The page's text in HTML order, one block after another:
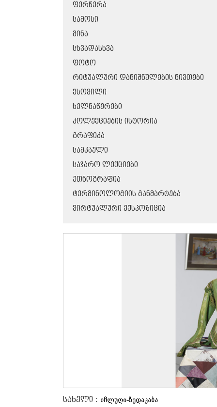
ᲤᲔᲠᲬᲔᲠᲐ
ᲡᲐᲛᲝᲡᲘ
ᲛᲘᲜᲐ
ᲡᲮᲕᲐᲓᲐᲡᲮᲕᲐ
ᲤᲝᲢᲝ
ᲠᲘᲢᲣᲐᲚᲣᲠᲘ ᲓᲐᲜᲘᲨᲜᲣᲚᲔᲑᲘᲡ ᲜᲘᲕᲗᲔᲑᲘ
ᲥᲡᲝᲕᲘᲚᲘ
ᲮᲔᲚᲜᲐᲬᲔᲠᲔᲑᲘ
ᲙᲝᲚᲔᲥᲪᲘᲔᲑᲘᲡ ᲘᲡᲢᲝᲠᲘᲐ
ᲒᲠᲐᲤᲘᲙᲐ
ᲡᲐᲛᲙᲐᲣᲚᲘ
ᲡᲐᲯᲐᲠᲝ ᲚᲔᲥᲪᲘᲔᲑᲘ
ᲔᲗᲜᲝᲒᲠᲐᲤᲘᲐ
ᲢᲔᲠᲛᲘᲜᲝᲚᲝᲒᲘᲘᲡ ᲒᲐᲜᲛᲐᲠᲢᲔᲑᲐ
ᲕᲘᲠᲢᲣᲐᲚᲣᲠᲘ ᲔᲥᲡᲞᲝᲖᲘᲪᲘᲐ
სახელი : იჩლუღი-ზედაკაბა